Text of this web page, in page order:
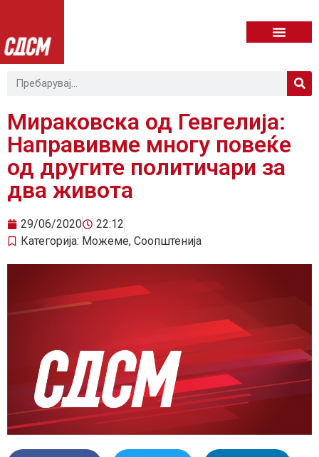
Мираковска од Гевгелија:
Направивме многу повеќе
од другите политичари за
два живота
29/06/2020
22:12
Категорија: Можеме, Соопштенија